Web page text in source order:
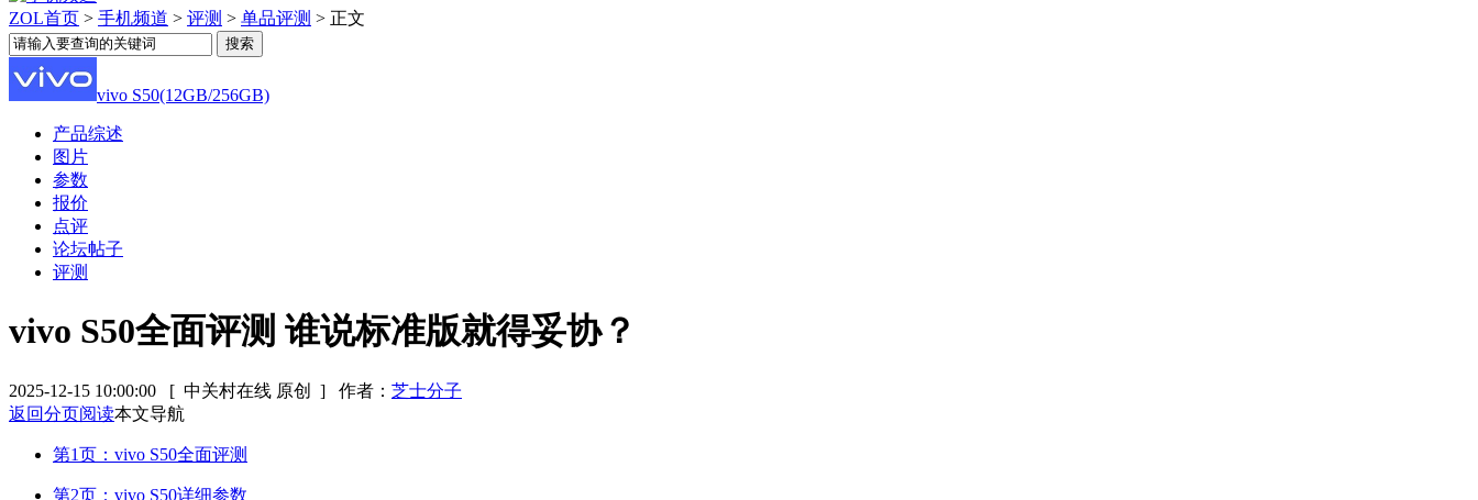
ZOL首页 > 手机频道 > 评测 > 单品评测 > 正文
vivo S50(12GB/256GB)
产品综述
图片
参数
报价
点评
论坛帖子
评测
vivo S50全面评测 谁说标准版就得妥协？
2025-12-15 10:00:00 [ 中关村在线 原创 ] 作者： 芝士分子
返回分页阅读本文导航
第1页：vivo S50全面评测
第2页：vivo S50详细参数